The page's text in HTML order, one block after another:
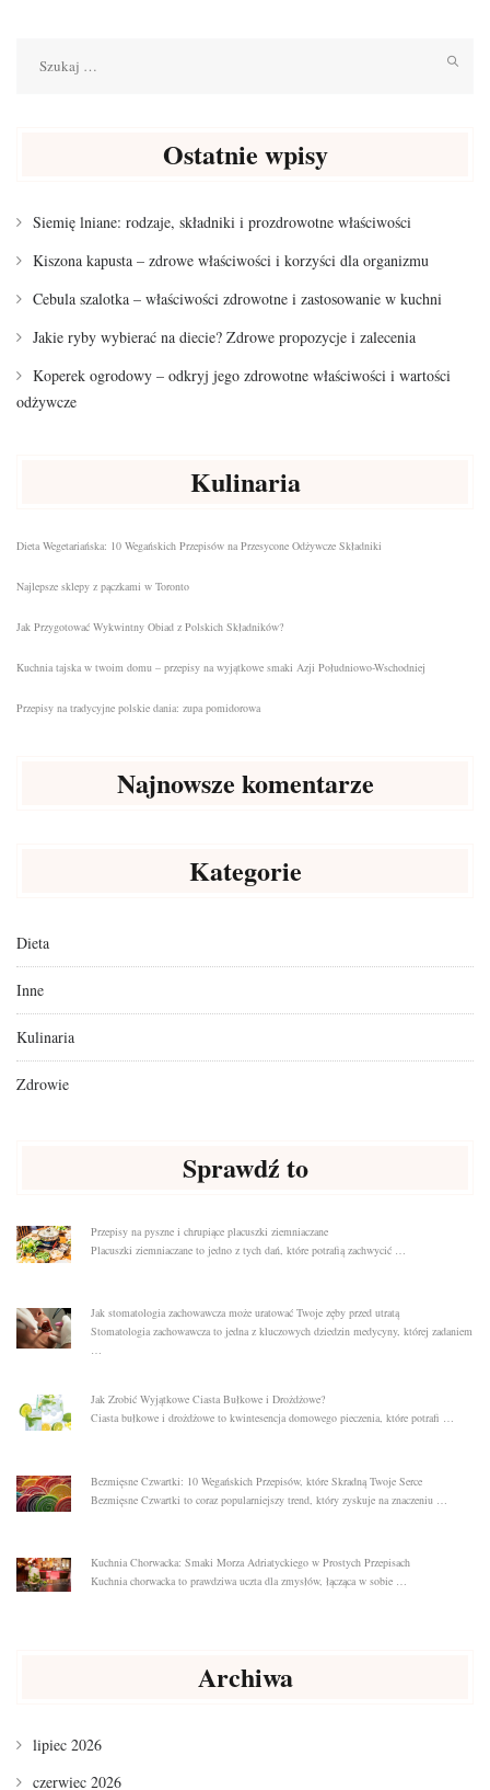
Ostatnie wpisy
Siemię lniane: rodzaje, składniki i prozdrowotne właściwości
Kiszona kapusta – zdrowe właściwości i korzyści dla organizmu
Cebula szalotka – właściwości zdrowotne i zastosowanie w kuchni
Jakie ryby wybierać na diecie? Zdrowe propozycje i zalecenia
Koperek ogrodowy – odkryj jego zdrowotne właściwości i wartości
odżywcze
Kulinaria
Dieta Wegetariańska: 10 Wegańskich Przepisów na Przesycone Odżywcze Składniki
Najlepsze sklepy z pączkami w Toronto
Jak Przygotować Wykwintny Obiad z Polskich Składników?
Kuchnia tajska w twoim domu – przepisy na wyjątkowe smaki Azji Południowo-Wschodniej
Przepisy na tradycyjne polskie dania: zupa pomidorowa
Najnowsze komentarze
Kategorie
Dieta
Inne
Kulinaria
Zdrowie
Sprawdź to
Przepisy na pyszne i chrupiące placuszki ziemniaczane
Placuszki ziemniaczane to jedno z tych dań, które potrafią zachwycić …
Jak stomatologia zachowawcza może uratować Twoje zęby przed utratą
Stomatologia zachowawcza to jedna z kluczowych dziedzin medycyny, której zadaniem
…
Jak Zrobić Wyjątkowe Ciasta Bułkowe i Drożdżowe?
Ciasta bułkowe i drożdżowe to kwintesencja domowego pieczenia, które potrafi …
Bezmięsne Czwartki: 10 Wegańskich Przepisów, które Skradną Twoje Serce
Bezmięsne Czwartki to coraz popularniejszy trend, który zyskuje na znaczeniu …
Kuchnia Chorwacka: Smaki Morza Adriatyckiego w Prostych Przepisach
Kuchnia chorwacka to prawdziwa uczta dla zmysłów, łącząca w sobie …
Archiwa
lipiec 2026
czerwiec 2026